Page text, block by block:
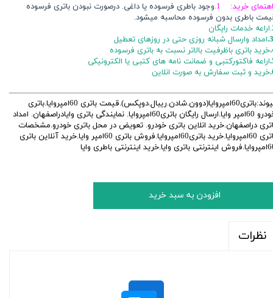
خرید: 1.
وجود باطری فرسوده یا داغی. درصورت نبودن باتری فرسوده
باطری بدون فرسوده محاسبه میشود.
3. امداد وارسال شبانه روزی حتی در روزهای تعطیل
خرید باتری باظرفیت بالاتر نسبت به باتری فرسوده
اراعه فاکتورکتبی و ضمانت نامه های کتبی یا الکترونیکی
خرید و ثبت سفارش به صورت انلاین
پیوند:باتری60امپروایا(دوون.شادن.ریبال.دوپکس).قیمت باتری 60امپروایا.باتری
خودرو 60امپر وایا.ارسال رایگان باتری60امپروایا. نمایندگی باتری وایادراصفهان. امداد
دراصفهان.خرید انلاین باتری خودرو. تعویض در محل باتری خودرو.مشخصات
باتری 60امپروایا.خرید باتری60امپروایا.فروش باتری 60امپر وایا.خرید آنلاین باتری
اینترنتی باطری وایا
افزودن به سبد خرید
نظرات